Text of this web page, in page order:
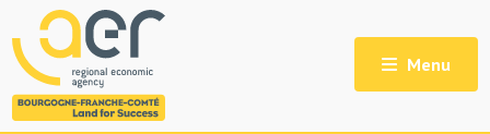
Menu